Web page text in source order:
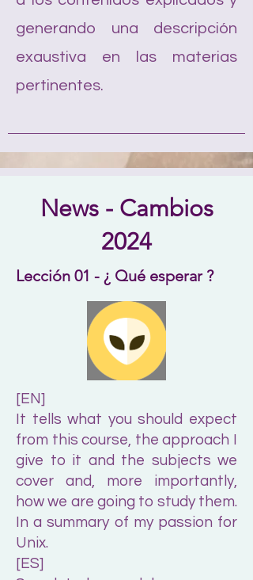
generando una descripción
exaustiva en las materias
pertinentes.
News - Cambios
2024
Lección 01 - ¿ Qué esperar ?
[EN]
It tells what you should expect
from this course, the approach I
give to it and the subjects we
cover and, more importantly,
how we are going to study them.
In a summary of my passion for
Unix.
[ES]